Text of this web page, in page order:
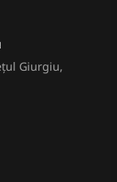
Giurgiu,